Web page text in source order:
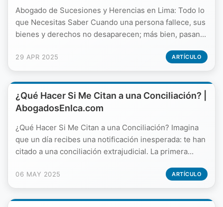
Abogado de Sucesiones y Herencias en Lima: Todo lo
que Necesitas Saber Cuando una persona fallece, sus
bienes y derechos no desaparecen; más bien, pasan...
29 APR 2025 ARTÍCULO
¿Qué Hacer Si Me Citan a una Conciliación? |
AbogadosEnIca.com
¿Qué Hacer Si Me Citan a una Conciliación? Imagina
que un día recibes una notificación inesperada: te han
citado a una conciliación extrajudicial. La primera...
06 MAY 2025 ARTÍCULO